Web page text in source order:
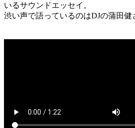
いるサウンドエッセイ。
渋い声で語っているのはDJの蒲田健